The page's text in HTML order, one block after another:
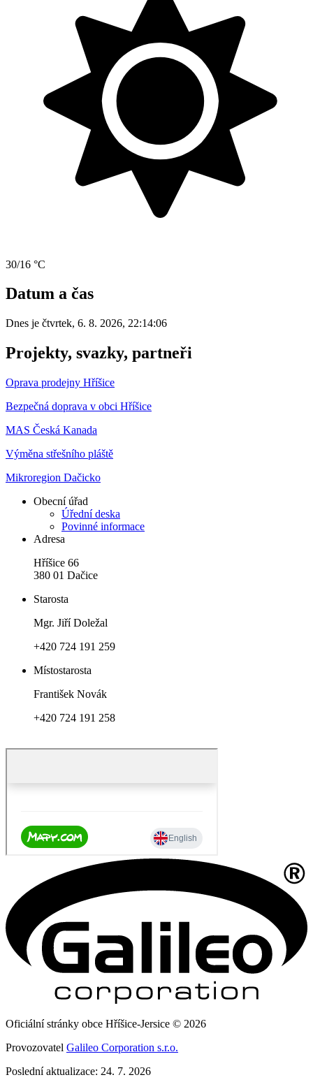
30/16 °C
Datum a čas
Dnes je čtvrtek, 6. 8. 2026, 22:14:06
Projekty, svazky, partneři
Oprava prodejny Hříšice
Bezpečná doprava v obci Hříšice
MAS Česká Kanada
Výměna střešního pláště
Mikroregion Dačicko
Obecní úřad
Úřední deska
Povinné informace
Adresa
Hříšice 66
380 01 Dačice
Starosta
Mgr. Jiří Doležal
+420 724 191 259
Místostarosta
František Novák
+420 724 191 258
Oficiální stránky obce Hříšice-Jersice © 2026
Provozovatel Galileo Corporation s.r.o.
Poslední aktualizace: 24. 7. 2026